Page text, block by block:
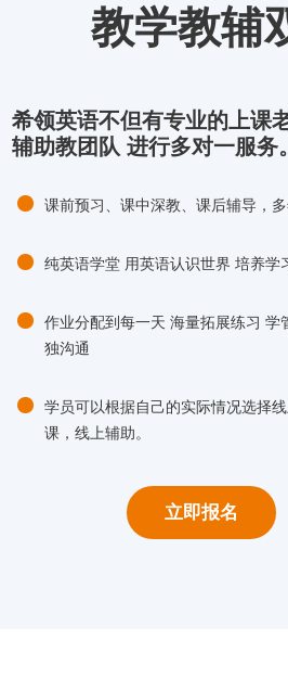
教学教辅
希领英语不但有专业的上课
辅助教团队 进行多对一服务。
课前预习、课中深教、课后辅导，
纯英语学堂 用英语认识世界 培养学
作业分配到每一天 海量拓展练习 学
独沟通
学员可以根据自己的实际情况选择
课，线上辅助。
立即报名